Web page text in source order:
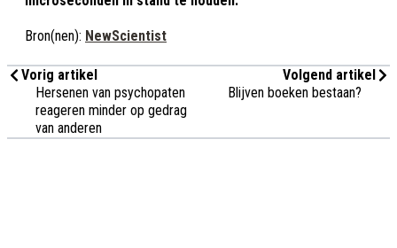
Bron(nen): NewScientist
Vorig artikel
Hersenen van psychopaten
reageren minder op gedrag
van anderen
Volgend artikel
Blijven boeken bestaan?